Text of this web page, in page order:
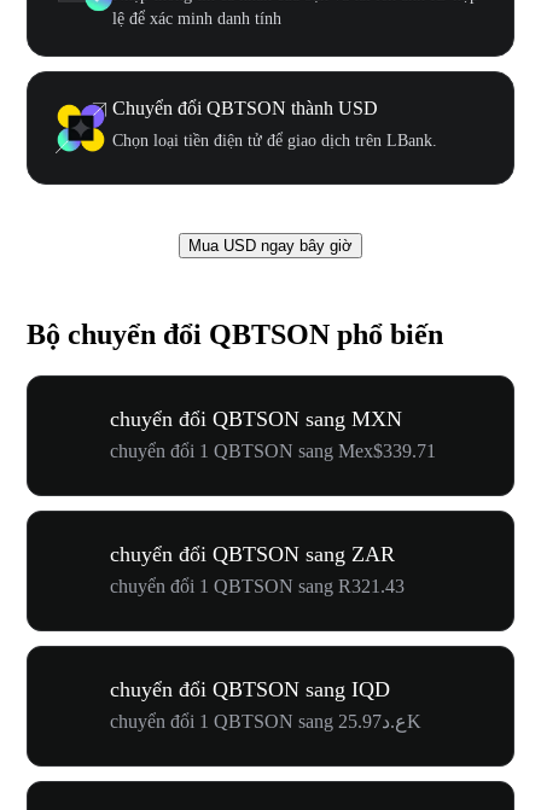
lệ để xác minh danh tính
Chuyển đổi QBTSON thành USD
Chọn loại tiền điện tử để giao dịch trên LBank.
Mua USD ngay bây giờ
Bộ chuyển đổi QBTSON phổ biến
chuyển đổi QBTSON sang MXN
chuyển đổi 1 QBTSON sang Mex$339.71
chuyển đổi QBTSON sang ZAR
chuyển đổi 1 QBTSON sang R321.43
chuyển đổi QBTSON sang IQD
chuyển đổi 1 QBTSON sang ع.د25.97K